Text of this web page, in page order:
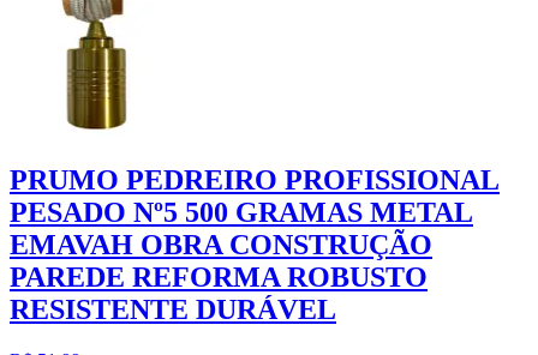
PRUMO PEDREIRO PROFISSIONAL
PESADO Nº5 500 GRAMAS METAL
EMAVAH OBRA CONSTRUÇÃO
PAREDE REFORMA ROBUSTO
RESISTENTE DURÁVEL